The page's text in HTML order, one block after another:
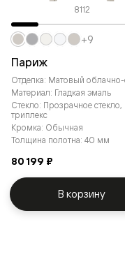
8112
Париж
Отделка: Матовый
Материал: Гладкая эмаль
Стекло: Прозрачное стекло,
триплекс
Кромка: Обычная
Толщина полотна: 40 мм
80 199 ₽
+9
В корзину